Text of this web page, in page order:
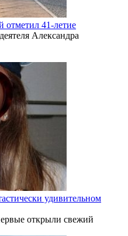
отметил 41-летие
Александра
удивительном
открыли свежий